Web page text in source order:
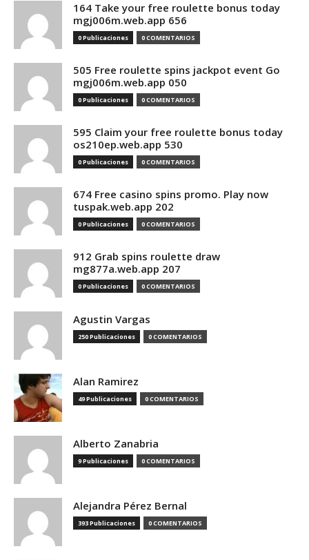
164 Take your free roulette bonus today
mgj006m.web.app 656
0 Publicaciones 0 COMENTARIOS
505 Free roulette spins jackpot event Go
mgj006m.web.app 050
0 Publicaciones 0 COMENTARIOS
595 Claim your free roulette bonus today
os210ep.web.app 530
0 Publicaciones 0 COMENTARIOS
674 Free casino spins promo. Play now
tuspak.web.app 202
0 Publicaciones 0 COMENTARIOS
912 Grab spins roulette draw
mg877a.web.app 207
0 Publicaciones 0 COMENTARIOS
Agustin Vargas
250 Publicaciones 0 COMENTARIOS
Alan Ramirez
49 Publicaciones 0 COMENTARIOS
Alberto Zanabria
9 Publicaciones 0 COMENTARIOS
Alejandra Pérez Bernal
393 Publicaciones 0 COMENTARIOS